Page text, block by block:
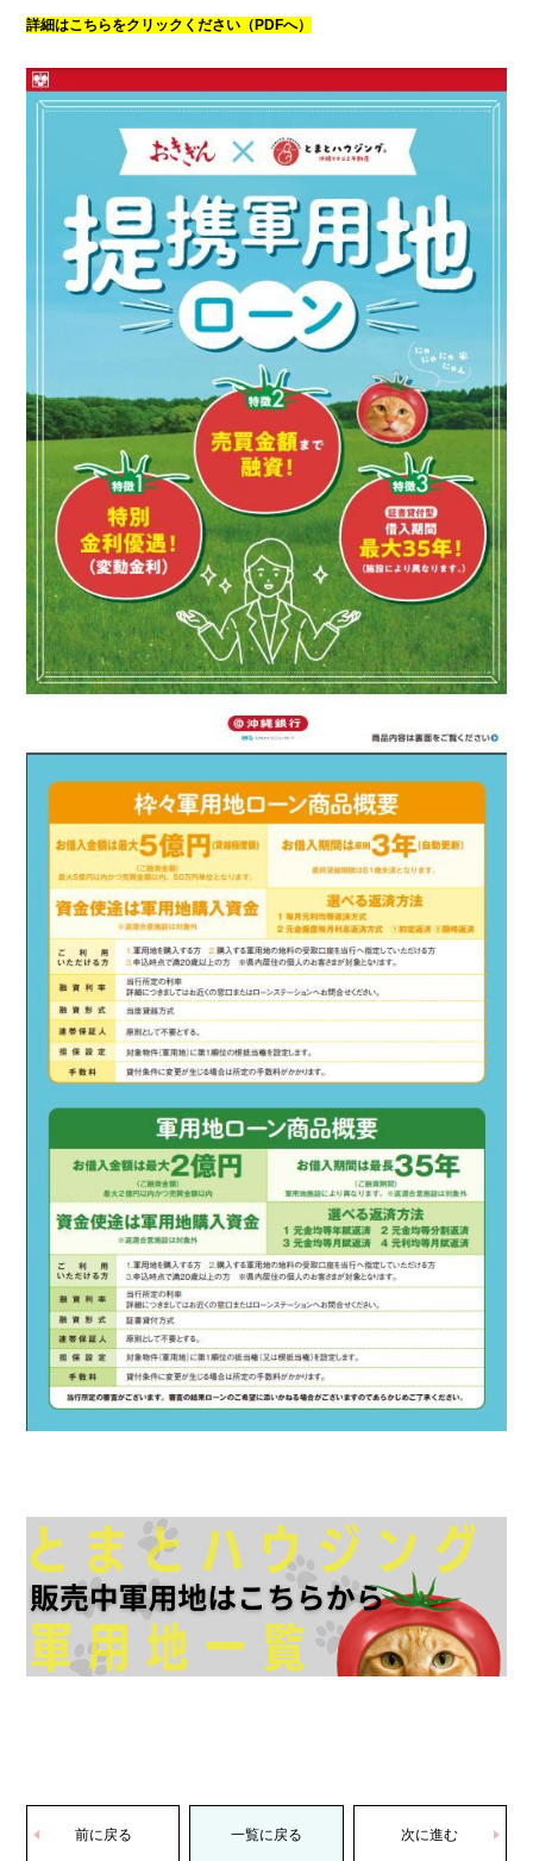
詳細はこちらをクリックください（PDFへ）
前に戻る 一覧に戻る 次に進む